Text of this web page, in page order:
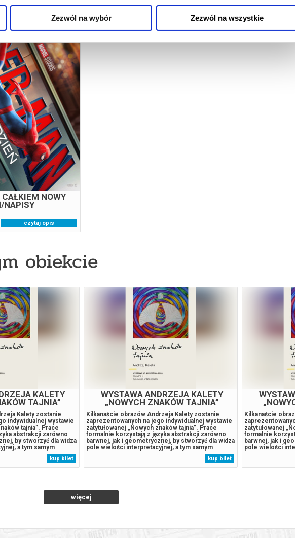
Zezwól na wybór Zezwól na wszystkie
NOWY
NAPISY
NOWY
NAPISY
czytaj opis
obiekcie
KALETY
TAJNIA”
Kalety zostanie
indywidualnej wystawie
tajnia”. Prace
abstrakcji zarówno
by stworzyć dla widza
a tym samym
odbiór. Na wernisaż
Galerii Wieża Ciśnień, o
kup bilet
WYSTAWA ANDRZEJA KALETY
„NOWYCH ZNAKÓW TAJNIA”
Kilkanaście obrazów Andrzeja Kalety zostanie
zaprezentowanych na jego indywidualnej wystawie
zatytułowanej „Nowych znaków tajnia”. Prace
formalnie korzystają z języka abstrakcji zarówno
barwnej, jak i geometrycznej, by stworzyć dla widza
pole wielości interpretacyjnej, a tym samym
umożliwić jak najszerszy odbiór. Na wernisaż
zapraszamy 14 sierpnia do Galerii Wieża Ciśnień, o
g. 18.00. Wstęp wolny....
kup bilet
Kilkanaście
zatytułowanej
formalnie
barwnej, jak i
pole wielości
umożliwić jak
zapraszamy 14
g. 18.00. Wstęp
więcej